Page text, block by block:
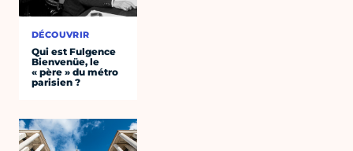
DÉCOUVRIR
Qui est Fulgence
Bienvenüe, le
« père » du métro
parisien ?